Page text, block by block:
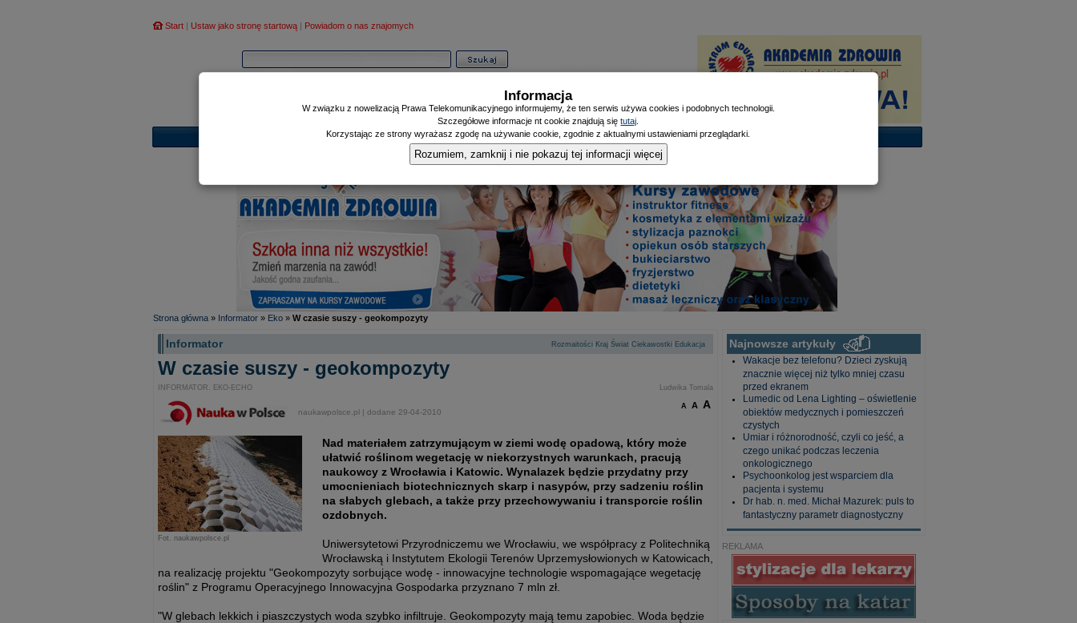
Start | Ustaw jako stronę startową | Powiadom o nas znajomych
Informator|Poczekalnia|Zdrowy Mieszczanin|Doniesienia Listonosza
Strona główna » Informator » Eko » W czasie suszy - geokompozyty
Informator Rozmaitości Kraj Świat Ciekawostki Edukacja
W czasie suszy - geokompozyty
INFORMATOR. EKO-ECHO Ludwika Tomala
naukawpolsce.pl | dodane 29-04-2010
A A A
Fot. naukawpolsce.pl
Nad materiałem zatrzymującym w ziemi wodę opadową, który może
ułatwić roślinom wegetację w niekorzystnych warunkach, pracują
naukowcy z Wrocławia i Katowic. Wynalazek będzie przydatny przy
umocnieniach biotechnicznych skarp i nasypów, przy sadzeniu roślin
na słabych glebach, a także przy przechowywaniu i transporcie roślin
ozdobnych.
Uniwersytetowi Przyrodniczemu we Wrocławiu, we współpracy z Politechniką
Wrocławską i Instytutem Ekologii Terenów Uprzemysłowionych w Katowicach,
na realizację projektu "Geokompozyty sorbujące wodę - innowacyjne technologie wspomagające wegetację
roślin" z Programu Operacyjnego Innowacyjna Gospodarka przyznano 7 mln zł.
"W glebach lekkich i piaszczystych woda szybko infiltruje. Geokompozyty mają temu zapobiec. Woda będzie
Najnowsze artykuły
Wakacje bez telefonu? Dzieci zyskują
znacznie więcej niż tylko mniej czasu
przed ekranem
Lumedic od Lena Lighting – oświetlenie
obiektów medycznych i pomieszczeń
czystych
Umiar i różnorodność, czyli co jeść, a
czego unikać podczas leczenia
onkologicznego
Psychoonkolog jest wsparciem dla
pacjenta i systemu
Dr hab. n. med. Michał Mazurek: puls to
fantastyczny parametr diagnostyczny
REKLAMA
Informacja
W związku z nowelizacją Prawa Telekomunikacyjnego informujemy, że ten serwis używa cookies i podobnych technologii.
Szczegółowe informacje nt cookie znajdują siętutaj
Korzystając ze strony wyrażasz zgodę na używanie cookie, zgodnie z aktualnymi ustawieniami przeglądarki.
Rozumiem, zamknij i nie pokazuj tej informacji więcej